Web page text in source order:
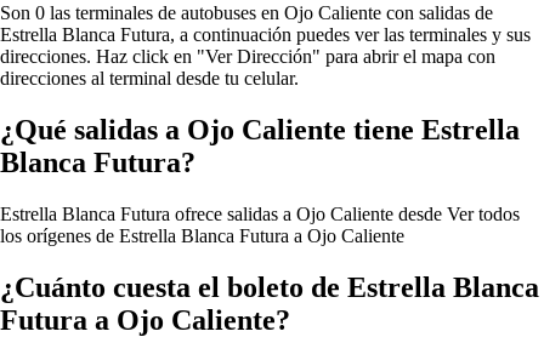
Son 0 las terminales de autobuses en Ojo Caliente con salidas de
Estrella Blanca Futura, a continuación puedes ver las terminales y sus
direcciones. Haz click en "Ver Dirección" para abrir el mapa con
direcciones al terminal desde tu celular.
¿Qué salidas a Ojo Caliente tiene Estrella
Blanca Futura?
Estrella Blanca Futura ofrece salidas a Ojo Caliente desde Ver todos
los orígenes de Estrella Blanca Futura a Ojo Caliente
¿Cuánto cuesta el boleto de Estrella Blanca
Futura a Ojo Caliente?